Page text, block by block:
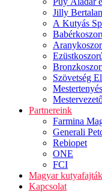
Jilly
A Kutyás
Szövetség
Partnereink
Farmina
Generali
Rebiopet
ONE
FCI
Magyar
Kapcsolat